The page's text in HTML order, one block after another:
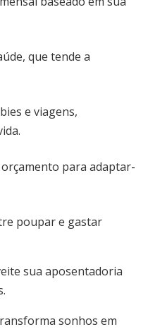
que tende a
e viagens,
para adaptar-
poupar e gastar
sua aposentadoria
sonhos em